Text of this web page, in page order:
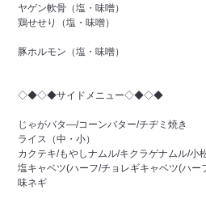
ヤゲン軟骨（塩・味噌）
鶏せせり（塩・味噌）
豚ホルモン（塩・味噌）
◇◆◇◆サイドメニュー◇◆◇◆
じゃがバタ―/コーンバター/チヂミ焼き
ライス（中・小）
カクテキ/もやしナムル/キクラゲナムル/小
塩キャベツ(ハーフ/チョレギキャベツ(ハー
味ネギ